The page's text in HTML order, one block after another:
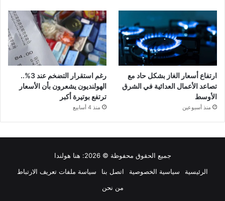
ارتفاع أسعار الغاز بشكل حاد مع
تصاعد الأعمال العدائية في الشرق
الأوسط
منذ أسبوعين
رغم استقرار التضخم عند 3%..
الهولنديون يشعرون بأن الأسعار
ترتفع بوتيرة أكبر
منذ 4 أسابيع
جميع الحقوق محفوظة © 2026:
هنا هولندا
الرئيسية
سياسية الخصوصية اتصل بنا
سياسة ملفات تعريف الارتباط
من نحن